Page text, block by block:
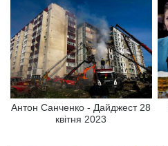
Антон Санченко - Дайджест 28
квітня 2023